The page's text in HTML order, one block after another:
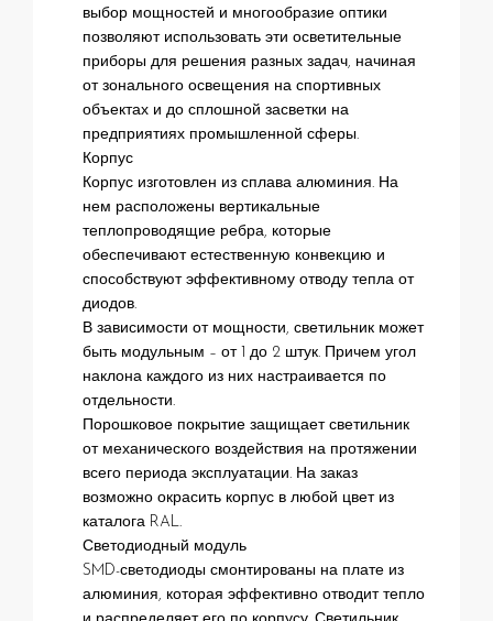
выбор мощностей и многообразие оптики
позволяют использовать эти осветительные
приборы для решения разных задач, начиная
от зонального освещения на спортивных
объектах и до сплошной засветки на
предприятиях промышленной сферы.
Корпус
Корпус изготовлен из сплава алюминия. На
нем расположены вертикальные
теплопроводящие ребра, которые
обеспечивают естественную конвекцию и
способствуют эффективному отводу тепла от
диодов.
В зависимости от мощности, светильник может
быть модульным – от 1 до 2 штук. Причем угол
наклона каждого из них настраивается по
отдельности.
Порошковое покрытие защищает светильник
от механического воздействия на протяжении
всего периода эксплуатации. На заказ
возможно окрасить корпус в любой цвет из
каталога RAL.
Светодиодный модуль
SMD-светодиоды смонтированы на плате из
алюминия, которая эффективно отводит тепло